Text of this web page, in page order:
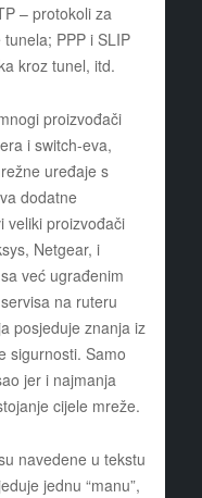
– protokoli za
PPP i SLIP
kroz tunel, itd.
proizvođači
i switch-eva,
uređaje s
dodatne
veliki proizvođači
Netgear, i
već ugrađenim
na ruteru
posjeduje znanja iz
sigurnosti. Samo
jer i najmanja
cijele mreže.
navedene u tekstu
jednu “manu”,